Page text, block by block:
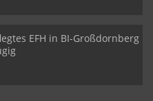
EFH in BI-Großdornberg